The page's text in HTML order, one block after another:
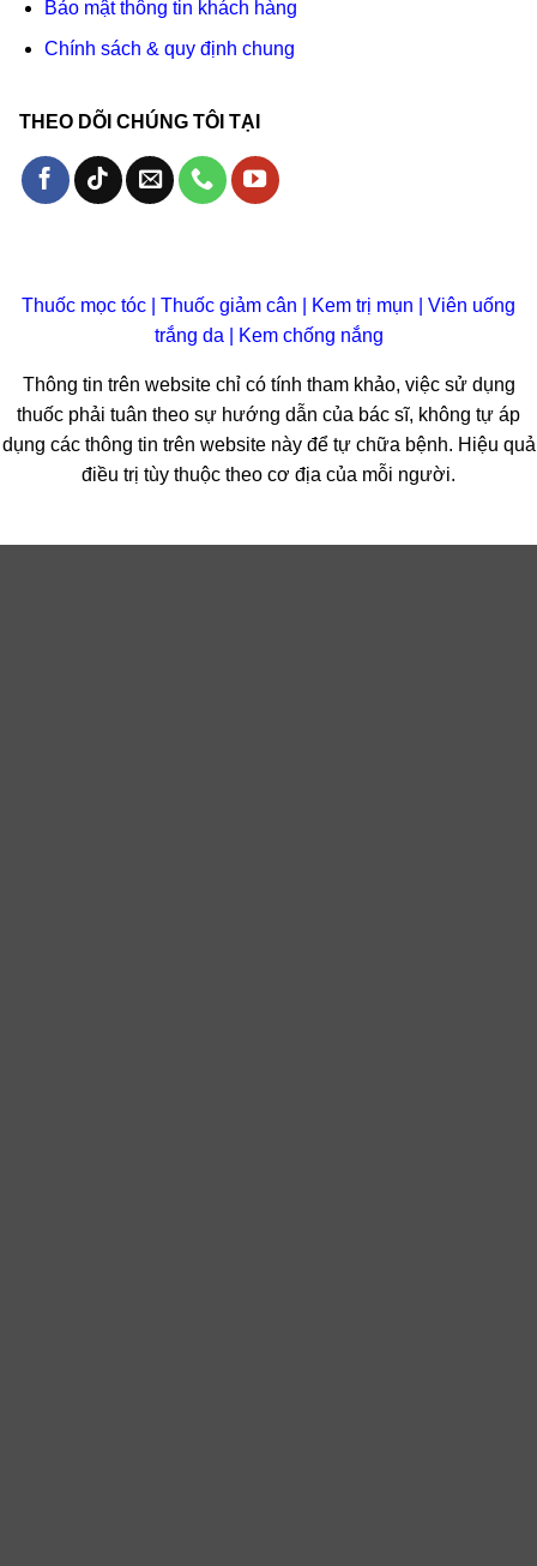
Bảo mật thông tin khách hàng
Chính sách & quy định chung
THEO DÕI CHÚNG TÔI TẠI
Thuốc mọc tóc Thuốc giảm cân Kem trị mụn
Viên uống
trắng da
Kem chống nắng
Thông tin trên website chỉ có tính tham khảo, việc sử dụng
thuốc phải tuân theo sự hướng dẫn của bác sĩ, không tự áp
dụng các thông tin trên website này để tự chữa bệnh. Hiệu quả
điều trị tùy thuộc theo cơ địa của mỗi người.